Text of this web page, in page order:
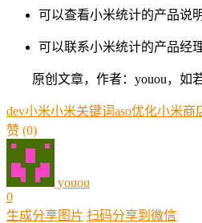
可以查看小米统计的产品说
可以联系小米统计的产品经
原创文章，作者：youou，如
dev小米小米关键词aso优化小米商
赞 (0)
youou
0
生成分享图片 扫码分享到微信